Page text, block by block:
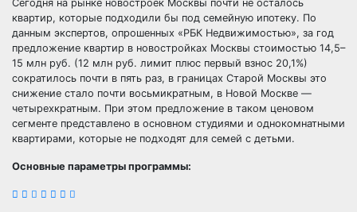
Сегодня на рынке новостроек Москвы почти не осталось
квартир, которые подходили бы под семейную ипотеку. По
данным экспертов, опрошенных «РБК Недвижимостью», за год
предложение квартир в новостройках Москвы стоимостью 14,5–
15 млн руб. (12 млн руб. лимит плюс первый взнос 20,1%)
сократилось почти в пять раз, в границах Старой Москвы это
снижение стало почти восьмикратным, в Новой Москве —
четырехкратным. При этом предложение в таком ценовом
сегменте представлено в основном студиями и однокомнатными
квартирами, которые не подходят для семей с детьми.
Основные параметры программы: